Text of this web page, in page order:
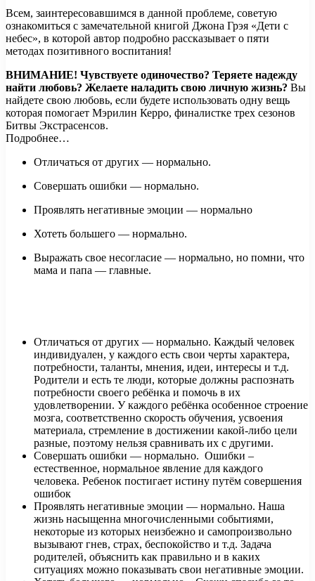
Всем, заинтересовавшимся в данной проблеме, советую
ознакомиться с замечательной книгой Джона Грэя «Дети с
небес», в которой автор подробно рассказывает о пяти
методах позитивного воспитания!
ВНИМАНИЕ! Чувствуете одиночество? Теряете надежду
найти любовь? Желаете наладить свою личную жизнь? Вы
найдете свою любовь, если будете использовать одну вещь
которая помогает Мэрилин Керро, финалистке трех сезонов
Битвы Экстрасенсов.
Подробнее…
Отличаться от других — нормально.
Совершать ошибки — нормально.
Проявлять негативные эмоции — нормально
Хотеть большего — нормально.
Выражать свое несогласие — нормально, но помни, что
мама и папа — главные.
Отличаться от других — нормально. Каждый человек
индивидуален, у каждого есть свои черты характера,
потребности, таланты, мнения, идеи, интересы и т.д.
Родители и есть те люди, которые должны распознать
потребности своего ребёнка и помочь в их
удовлетворении. У каждого ребёнка особенное строение
мозга, соответственно скорость обучения, усвоения
материала, стремление в достижении какой-либо цели
разные, поэтому нельзя сравнивать их с другими.
Совершать ошибки — нормально. Ошибки –
естественное, нормальное явление для каждого
человека. Ребенок постигает истину путём совершения
ошибок
Проявлять негативные эмоции — нормально. Наша
жизнь насыщенна многочисленными событиями,
некоторые из которых неизбежно и самопроизвольно
вызывают гнев, страх, беспокойство и т.д. Задача
родителей, объяснить как правильно и в каких
ситуациях можно показывать свои негативные эмоции.